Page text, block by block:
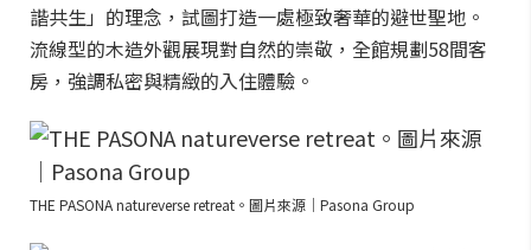
諧共生」的理念，試圖打造一處極致奢華的避世聖地。
流線型的木造外觀展現對自然的崇敬，全館規劃58間客
房，強調私密與精緻的入住體驗。
THE PASONA natureverse retreat。圖片來源｜Pasona Group